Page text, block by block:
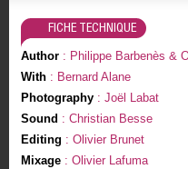
FICHE TECHNIQUE
Author: Philippe Barbenès &
With: Bernard Alane
Photography: Joël Labat
Sound : Christian Besse
Editing : Olivier Brunet
Mixage: Olivier Lafuma